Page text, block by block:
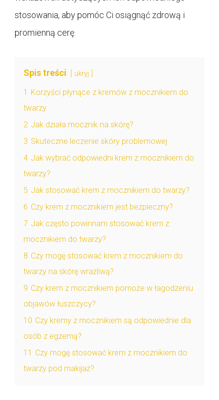
stosowania, aby pomóc Ci osiągnąć zdrową i
promienną cerę.
Spis treści ukryj
1 Korzyści płynące z kremów z mocznikiem do
twarzy
2 Jak działa mocznik na skórę?
3 Skuteczne leczenie skóry problemowej
4 Jak wybrać odpowiedni krem z mocznikiem do
twarzy?
5 Jak stosować krem z mocznikiem do twarzy?
6 Czy krem z mocznikiem jest bezpieczny?
7 Jak często powinnam stosować krem z
mocznikiem do twarzy?
8 Czy mogę stosować krem z mocznikiem do
twarzy na skórę wrażliwą?
9 Czy krem z mocznikiem pomoże w łagodzeniu
objawów łuszczycy?
10 Czy kremy z mocznikiem są odpowiednie dla
osób z egzemą?
11 Czy mogę stosować krem z mocznikiem do
twarzy pod makijaż?